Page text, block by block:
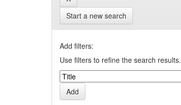
Start a new search
Add filters:
Use filters to refine the search results.